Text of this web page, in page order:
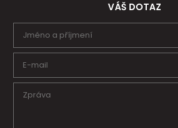
VÁŠ DOTAZ